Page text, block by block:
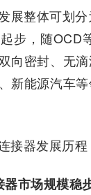
展整体可划
步，随OCD
向密封、无
新能源汽车
接器发展历程
市场规模稳